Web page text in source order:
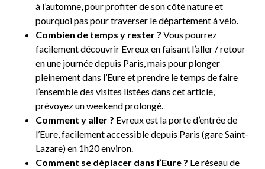
à l’automne, pour profiter de son côté nature et
pourquoi pas pour traverser le département à vélo.
Combien de temps y rester ? Vous pourrez
facilement découvrir Evreux en faisant l’aller / retour
en une journée depuis Paris, mais pour plonger
pleinement dans l’Eure et prendre le temps de faire
l’ensemble des visites listées dans cet article,
prévoyez un weekend prolongé.
Comment y aller ? Evreux est la porte d’entrée de
l’Eure, facilement accessible depuis Paris (gare Saint-
Lazare) en 1h20 environ.
Comment se déplacer dans l’Eure ? Le réseau de